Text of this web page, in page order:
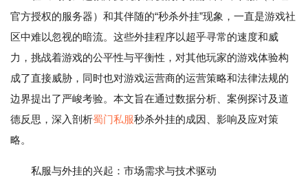
官方授权的服务器）和其伴随的“秒杀外挂”现象，一直是游戏社
区中难以忽视的暗流。这些外挂程序以超乎寻常的速度和威
力，挑战着游戏的公平性与平衡性，对其他玩家的游戏体验构
成了直接威胁，同时也对游戏运营商的运营策略和法律法规的
边界提出了严峻考验。本文旨在通过数据分析、案例探讨及道
德反思，深入剖析蜀门私服秒杀外挂的成因、影响及应对策
略。
私服与外挂的兴起：市场需求与技术驱动